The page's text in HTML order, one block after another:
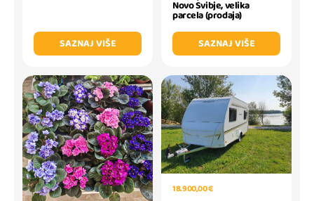
SAZNAJ VIŠE
Novo Svibje, velika
parcela (prodaja)
SAZNAJ VIŠE
18.900,00 €